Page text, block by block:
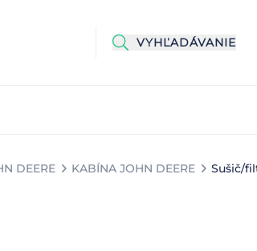
VYHĽADÁVANIE
DEERE KABÍNA JOHN DEERE Sušič/